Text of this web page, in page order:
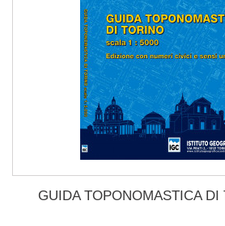
GUIDA TOPONOMASTICA DI